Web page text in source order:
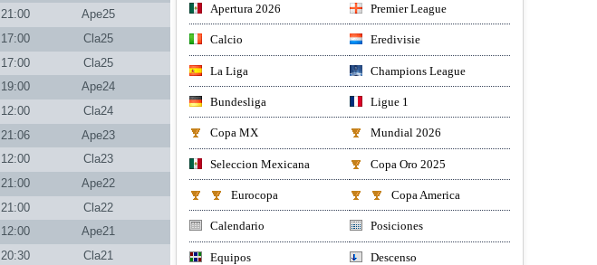
21:00
Ape25
17:00
Cla25
17:00
Cla25
19:00
Ape24
12:00
Cla24
21:06
Ape23
12:00
Cla23
21:00
Ape22
21:00
Cla22
12:00
Ape21
20:30
Cla21
Apertura 2026 Premier League
Calcio Eredivisie
La Liga Champions League
Bundesliga Ligue 1
Copa MX Mundial 2026
Seleccion Mexicana Copa Oro 2025
Eurocopa Copa America
Calendario Posiciones
Equipos Descenso